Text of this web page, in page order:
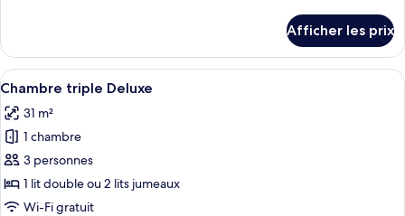
Chambre
Premier
(Club)
Chambre
Premier
(Club)
Afficher les prix
Afficher
toutes
les
photos
pour
ce
type
Une chambre d’hôtel avec un
6
Chambre triple Deluxe
31 m²
1 chambre
3 personnes
1 lit double ou 2 lits jumeaux
Wi-Fi gratuit